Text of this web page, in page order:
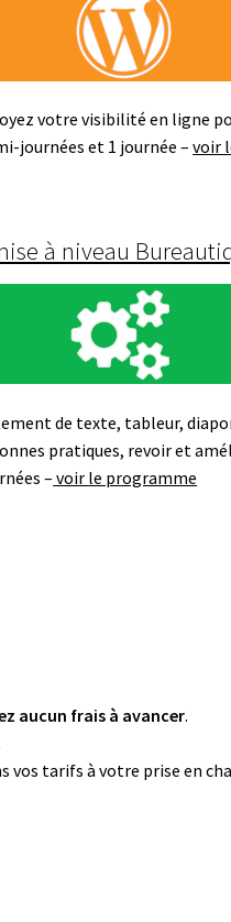
votre visibilité en ligne
journées et 1 journée –voir
à niveau
de texte, tableur,
pratiques, revoir et
– voir le programme
aucun frais à avancer.
vos tarifs à votre prise en